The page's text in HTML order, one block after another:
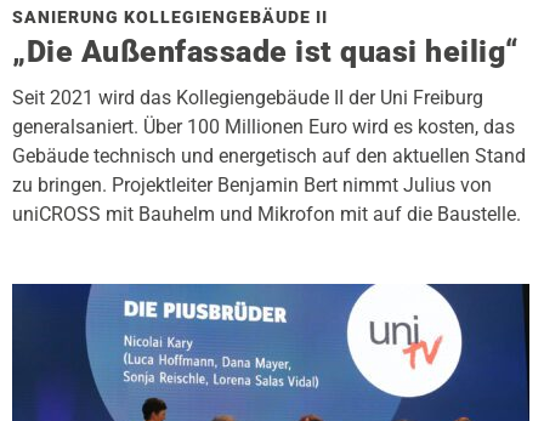
SANIERUNG KOLLEGIENGEBÄUDE II
„Die Außenfassade ist quasi heilig“
Seit 2021 wird das Kollegiengebäude II der Uni Freiburg
generalsaniert. Über 100 Millionen Euro wird es kosten, das
Gebäude technisch und energetisch auf den aktuellen Stand
zu bringen. Projektleiter Benjamin Bert nimmt Julius von
uniCROSS mit Bauhelm und Mikrofon mit auf die Baustelle.